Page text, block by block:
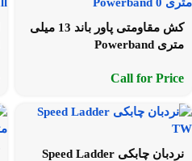
کش مقاومتی پاور باند 13 میلی
متری Powerband
Call for Price
نردبان چابکی Speed Ladder